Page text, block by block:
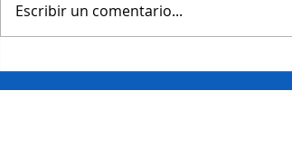
Escribir un comentario...